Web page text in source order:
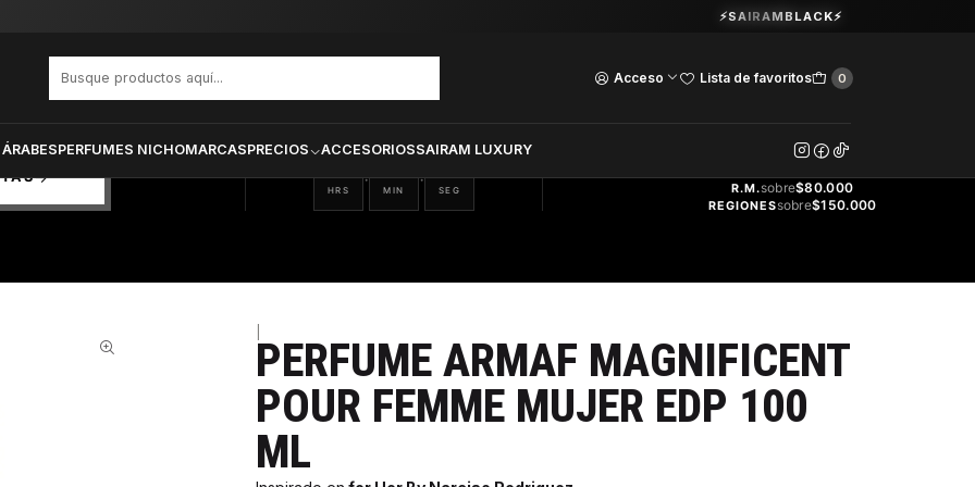
Acceso Lista de favoritos 0
PERFUMES NICHOMARCASPRECIOS ACCESORIOSSAIRAM LUXURY
Guardia Vieja 202. Oficina 102.Ver Horarios
⚡SAIRAMBLACK⚡
15
HRS
: 19
MIN
: 43
SEG
GRATIS
R.M.sobre$80.000
REGIONESsobre$150.000
PERFUME ARMAF MAGNIFICENT
POUR FEMME MUJER EDP 100
ML